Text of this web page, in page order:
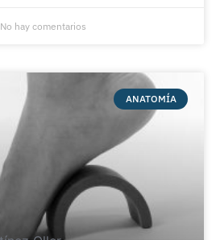
No hay comentarios
ANATOMÍA